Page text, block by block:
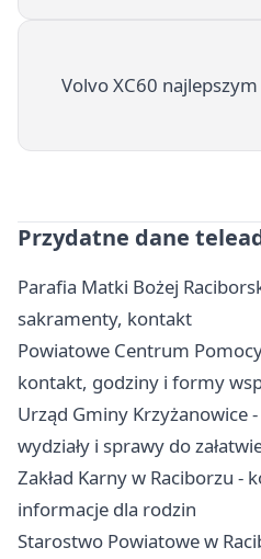
Volvo XC60
Przydatne dane
Parafia Matki Bożej
sakramenty, kontakt
Powiatowe Centrum
kontakt, godziny i formy
Urząd Gminy Krzyżanowice
wydziały i sprawy do
Zakład Karny w Raciborzu -
informacje dla rodzin
Starostwo Powiatowe w